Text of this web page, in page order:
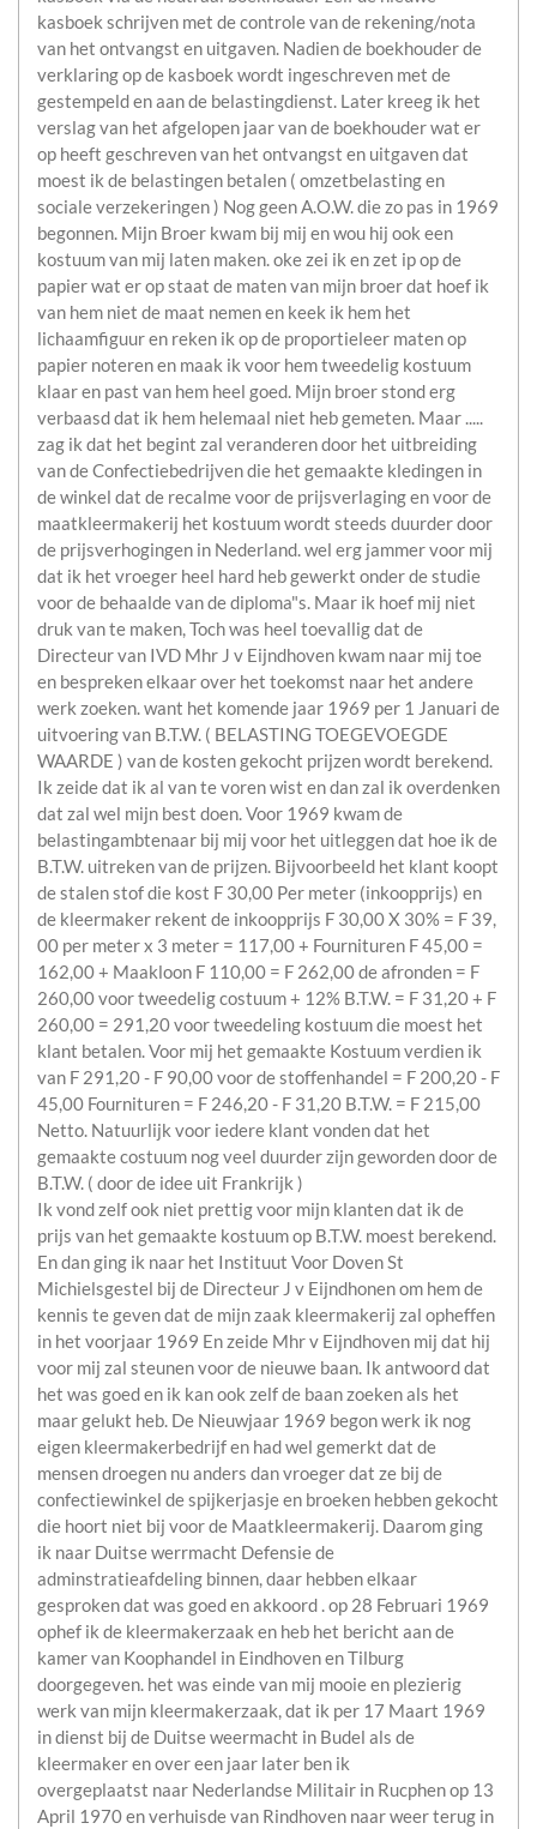
kasboek schrijven met de controle van de rekening/nota
van het ontvangst en uitgaven. Nadien de boekhouder de
verklaring op de kasboek wordt ingeschreven met de
gestempeld en aan de belastingdienst. Later kreeg ik het
verslag van het afgelopen jaar van de boekhouder wat er
op heeft geschreven van het ontvangst en uitgaven dat
moest ik de belastingen betalen ( omzetbelasting en
sociale verzekeringen ) Nog geen A.O.W. die zo pas in 1969
begonnen. Mijn Broer kwam bij mij en wou hij ook een
kostuum van mij laten maken. oke zei ik en zet ip op de
papier wat er op staat de maten van mijn broer dat hoef ik
van hem niet de maat nemen en keek ik hem het
lichaamfiguur en reken ik op de proportieleer maten op
papier noteren en maak ik voor hem tweedelig kostuum
klaar en past van hem heel goed. Mijn broer stond erg
verbaasd dat ik hem helemaal niet heb gemeten. Maar .....
zag ik dat het begint zal veranderen door het uitbreiding
van de Confectiebedrijven die het gemaakte kledingen in
de winkel dat de recalme voor de prijsverlaging en voor de
maatkleermakerij het kostuum wordt steeds duurder door
de prijsverhogingen in Nederland. wel erg jammer voor mij
dat ik het vroeger heel hard heb gewerkt onder de studie
voor de behaalde van de diploma"s. Maar ik hoef mij niet
druk van te maken, Toch was heel toevallig dat de
Directeur van IVD Mhr J v Eijndhoven kwam naar mij toe
en bespreken elkaar over het toekomst naar het andere
werk zoeken. want het komende jaar 1969 per 1 Januari de
uitvoering van B.T.W. ( BELASTING TOEGEVOEGDE
WAARDE ) van de kosten gekocht prijzen wordt berekend.
Ik zeide dat ik al van te voren wist en dan zal ik overdenken
dat zal wel mijn best doen. Voor 1969 kwam de
belastingambtenaar bij mij voor het uitleggen dat hoe ik de
B.T.W. uitreken van de prijzen. Bijvoorbeeld het klant koopt
de stalen stof die kost F 30,00 Per meter (inkoopprijs) en
de kleermaker rekent de inkoopprijs F 30,00 X 30% = F 39,
00 per meter x 3 meter = 117,00 + Fournituren F 45,00 =
162,00 + Maakloon F 110,00 = F 262,00 de afronden = F
260,00 voor tweedelig costuum + 12% B.T.W. = F 31,20 + F
260,00 = 291,20 voor tweedeling kostuum die moest het
klant betalen. Voor mij het gemaakte Kostuum verdien ik
van F 291,20 - F 90,00 voor de stoffenhandel = F 200,20 - F
45,00 Fournituren = F 246,20 - F 31,20 B.T.W. = F 215,00
Netto. Natuurlijk voor iedere klant vonden dat het
gemaakte costuum nog veel duurder zijn geworden door de
B.T.W. ( door de idee uit Frankrijk )
Ik vond zelf ook niet prettig voor mijn klanten dat ik de
prijs van het gemaakte kostuum op B.T.W. moest berekend.
En dan ging ik naar het Instituut Voor Doven St
Michielsgestel bij de Directeur J v Eijndhonen om hem de
kennis te geven dat de mijn zaak kleermakerij zal opheffen
in het voorjaar 1969 En zeide Mhr v Eijndhoven mij dat hij
voor mij zal steunen voor de nieuwe baan. Ik antwoord dat
het was goed en ik kan ook zelf de baan zoeken als het
maar gelukt heb. De Nieuwjaar 1969 begon werk ik nog
eigen kleermakerbedrijf en had wel gemerkt dat de
mensen droegen nu anders dan vroeger dat ze bij de
confectiewinkel de spijkerjasje en broeken hebben gekocht
die hoort niet bij voor de Maatkleermakerij. Daarom ging
ik naar Duitse werrmacht Defensie de
adminstratieafdeling binnen, daar hebben elkaar
gesproken dat was goed en akkoord . op 28 Februari 1969
ophef ik de kleermakerzaak en heb het bericht aan de
kamer van Koophandel in Eindhoven en Tilburg
doorgegeven. het was einde van mij mooie en plezierig
werk van mijn kleermakerzaak, dat ik per 17 Maart 1969
in dienst bij de Duitse weermacht in Budel als de
kleermaker en over een jaar later ben ik
overgeplaatst naar Nederlandse Militair in Rucphen op 13
April 1970 en verhuisde van Rindhoven naar weer terug in